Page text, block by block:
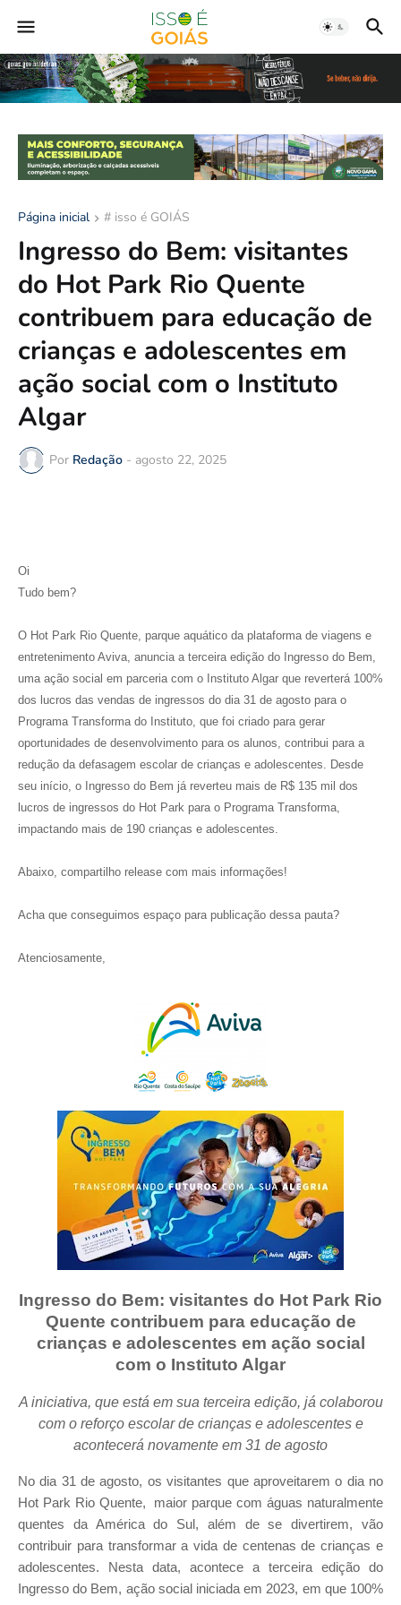
Página inicial # isso é GOIÁS
Ingresso do Bem: visitantes
do Hot Park Rio Quente
contribuem para educação de
crianças e adolescentes em
ação social com o Instituto
Algar
Por Redação - agosto 22, 2025
Oi
Tudo bem?
O Hot Park Rio Quente, parque aquático da plataforma de viagens e
entretenimento Aviva, anuncia a terceira edição do Ingresso do Bem,
uma ação social em parceria com o Instituto Algar que reverterá 100%
dos lucros das vendas de ingressos do dia 31 de agosto para o
Programa Transforma do Instituto, que foi criado para gerar
oportunidades de desenvolvimento para os alunos, contribui para a
redução da defasagem escolar de crianças e adolescentes. Desde
seu início, o Ingresso do Bem já reverteu mais de R$ 135 mil dos
lucros de ingressos do Hot Park para o Programa Transforma,
impactando mais de 190 crianças e adolescentes.
Abaixo, compartilho release com mais informações!
Acha que conseguimos espaço para publicação dessa pauta?
Atenciosamente,
Ingresso do Bem: visitantes do Hot Park Rio
Quente contribuem para educação de
crianças e adolescentes em ação social
com o Instituto Algar
A iniciativa, que está em sua terceira edição, já colaborou
com o reforço escolar de crianças e adolescentes e
acontecerá novamente em 31 de agosto
No dia 31 de agosto, os visitantes que aproveitarem o dia no
Hot Park Rio Quente, maior parque com águas naturalmente
quentes da América do Sul, além de se divertirem, vão
contribuir para transformar a vida de centenas de crianças e
adolescentes. Nesta data, acontece a terceira edição do
Ingresso do Bem, ação social iniciada em 2023, em que 100%